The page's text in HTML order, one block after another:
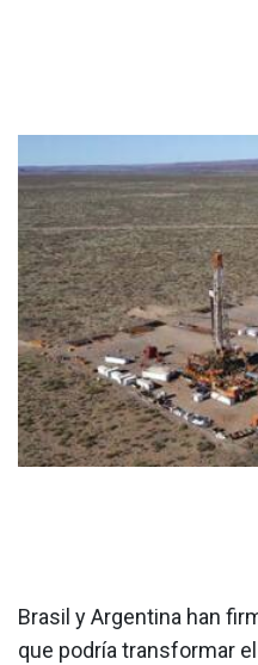
Brasil y Argentina han
que podría transformar